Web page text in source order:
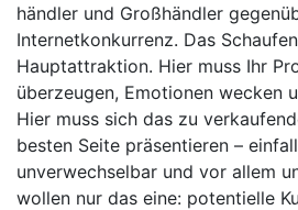
händler und Großhändler
Internetkonkurrenz. Das
Hauptattraktion. Hier muss Ihr
überzeugen, Emotionen wecken
Hier muss sich das zu
besten Seite präsentieren –
unverwechselbar und vor allem
wollen nur das eine: potentielle